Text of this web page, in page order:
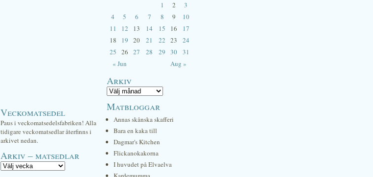
Veckomatsedel
Paus i veckomatsedelsfabriken! Alla
tidigare veckomatsedlar återfinns i
arkivet nedan.
Arkiv – matsedlar
« Jun Aug »
1 2
3
4
5 6 7 8 9
10
11
12 13 14 15 16
17
18
19 20 21 22 23
24
25
26 27 28 29 30 31
Arkiv
Matbloggar
Annas skånska skafferi
Bara en kaka till
Dagmar's Kitchen
Flickanokakorna
I huvudet på Elvaelva